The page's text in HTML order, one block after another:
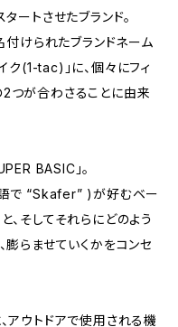
トさせたブランド。
けられたブランドネーム
ク(1-tac)」に、個々にフィ
つが合わさることに由来
BASIC」。
で “Skafer” )が好むベー
、そしてそれらにどのよう
膨らませていくかをコンセ
アウトドアで使用される機